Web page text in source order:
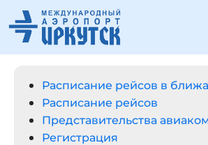
Расписание рейсов в
Расписание рейсов
Представительства
Регистрация